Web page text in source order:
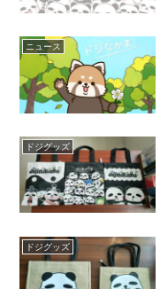
ニュース
ドジグッズ
ドジグッズ